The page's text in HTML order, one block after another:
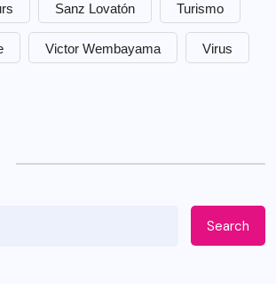
Sanz Lovatón Turismo
Victor Wembayama Virus
Search